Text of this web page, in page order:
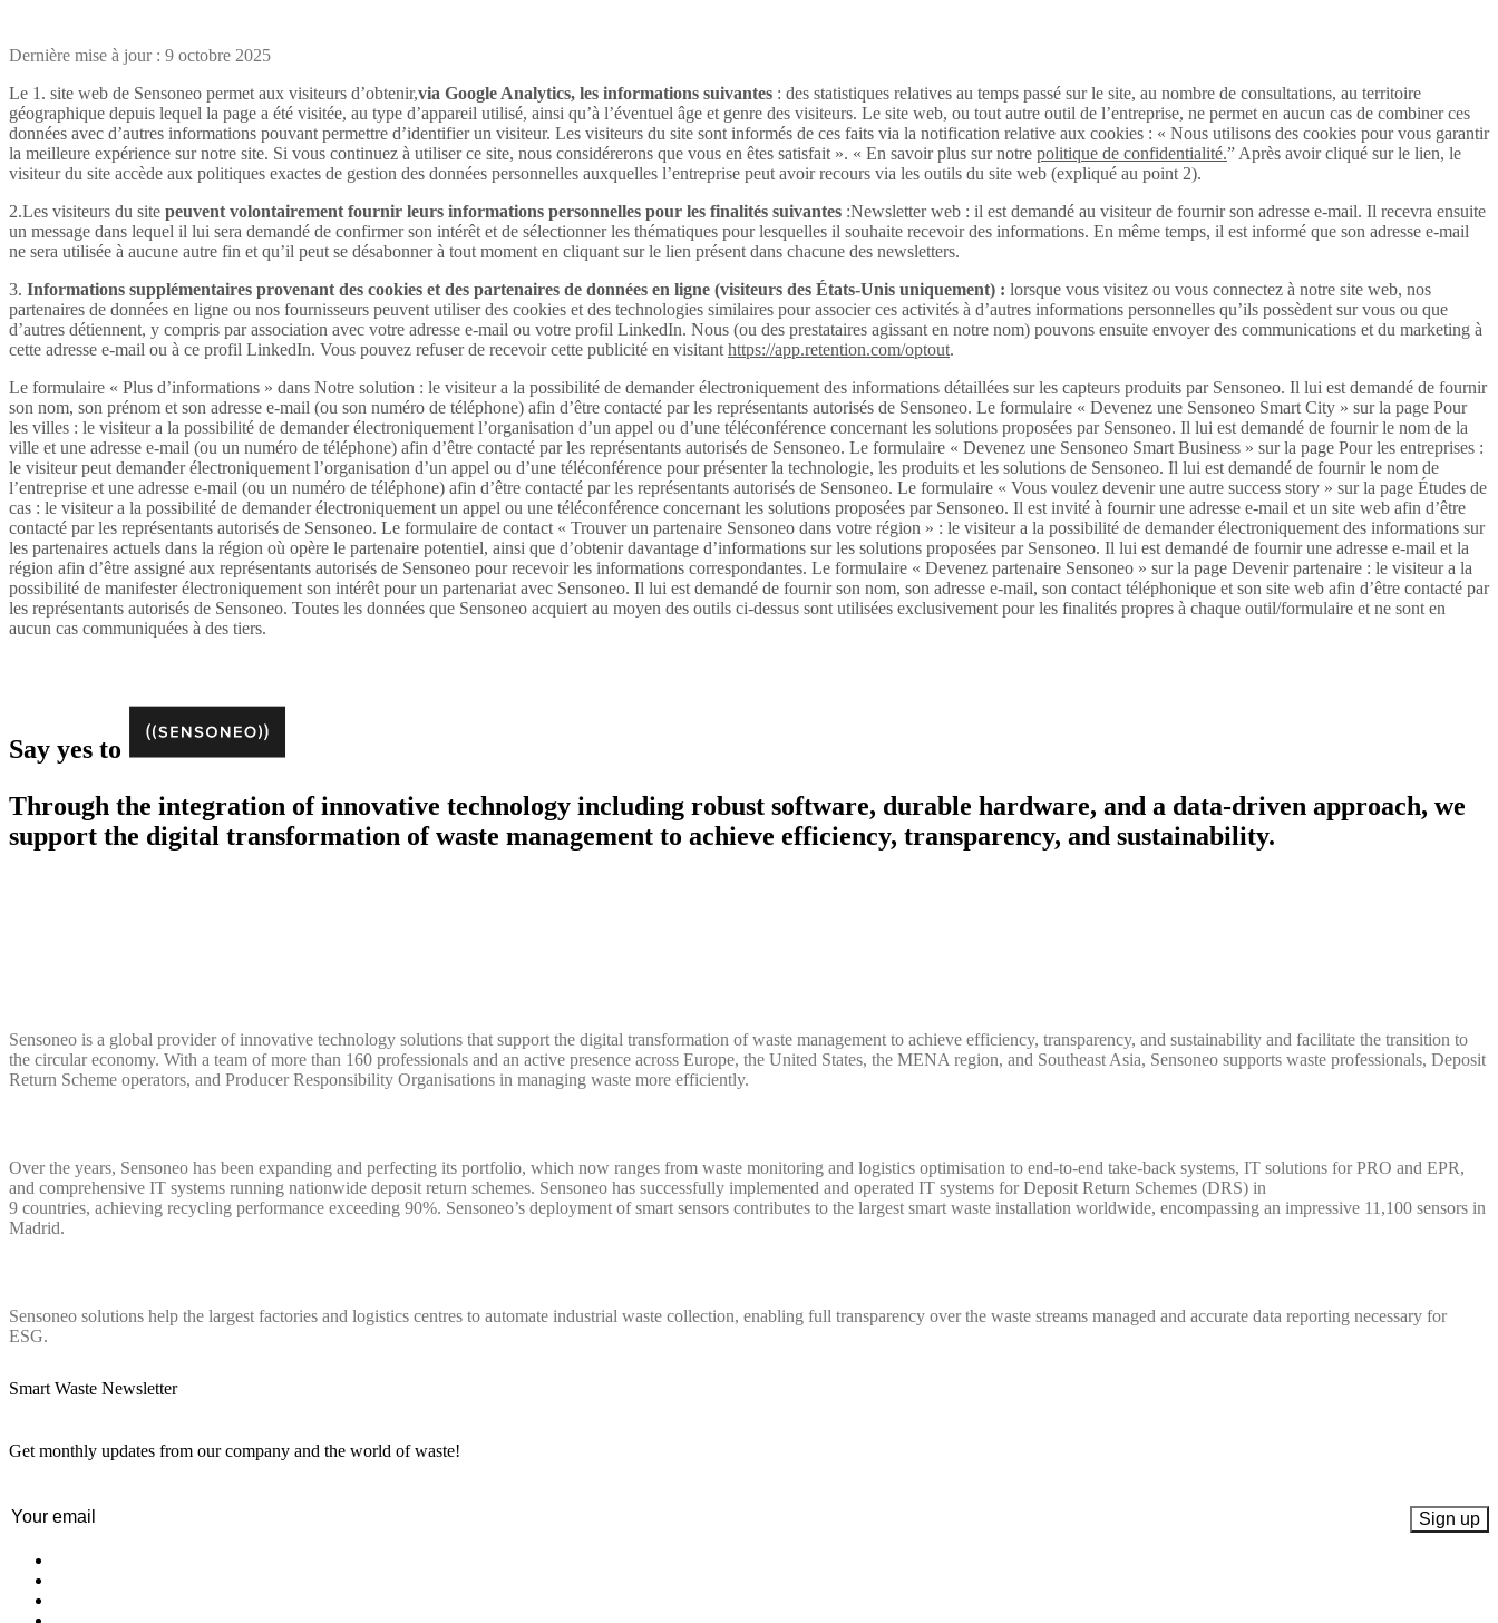
Dernière mise à jour : 9 octobre 2025
Le 1. site web de Sensoneo permet aux visiteurs d’obtenir,via Google Analytics, les informations suivantes : des statistiques relatives au temps passé sur le site, au nombre de consultations, au territoire
géographique depuis lequel la page a été visitée, au type d’appareil utilisé, ainsi qu’à l’éventuel âge et genre des visiteurs. Le site web, ou tout autre outil de l’entreprise, ne permet en aucun cas de combiner ces
données avec d’autres informations pouvant permettre d’identifier un visiteur. Les visiteurs du site sont informés de ces faits via la notification relative aux cookies : « Nous utilisons des cookies pour vous garantir
la meilleure expérience sur notre site. Si vous continuez à utiliser ce site, nous considérerons que vous en êtes satisfait ». « En savoir plus sur notre politique de confidentialité.” Après avoir cliqué sur le lien, le
visiteur du site accède aux politiques exactes de gestion des données personnelles auxquelles l’entreprise peut avoir recours via les outils du site web (expliqué au point 2).
2.Les visiteurs du site peuvent volontairement fournir leurs informations personnelles pour les finalités suivantes :Newsletter web : il est demandé au visiteur de fournir son adresse e-mail. Il recevra ensuite
un message dans lequel il lui sera demandé de confirmer son intérêt et de sélectionner les thématiques pour lesquelles il souhaite recevoir des informations. En même temps, il est informé que son adresse e-mail
ne sera utilisée à aucune autre fin et qu’il peut se désabonner à tout moment en cliquant sur le lien présent dans chacune des newsletters.
3. Informations supplémentaires provenant des cookies et des partenaires de données en ligne (visiteurs des États-Unis uniquement) : lorsque vous visitez ou vous connectez à notre site web, nos
partenaires de données en ligne ou nos fournisseurs peuvent utiliser des cookies et des technologies similaires pour associer ces activités à d’autres informations personnelles qu’ils possèdent sur vous ou que
d’autres détiennent, y compris par association avec votre adresse e-mail ou votre profil LinkedIn. Nous (ou des prestataires agissant en notre nom) pouvons ensuite envoyer des communications et du marketing à
cette adresse e-mail ou à ce profil LinkedIn. Vous pouvez refuser de recevoir cette publicité en visitant https://app.retention.com/optout.
Le formulaire « Plus d’informations » dans Notre solution : le visiteur a la possibilité de demander électroniquement des informations détaillées sur les capteurs produits par Sensoneo. Il lui est demandé de fournir
son nom, son prénom et son adresse e-mail (ou son numéro de téléphone) afin d’être contacté par les représentants autorisés de Sensoneo. Le formulaire « Devenez une Sensoneo Smart City » sur la page Pour
les villes : le visiteur a la possibilité de demander électroniquement l’organisation d’un appel ou d’une téléconférence concernant les solutions proposées par Sensoneo. Il lui est demandé de fournir le nom de la
ville et une adresse e-mail (ou un numéro de téléphone) afin d’être contacté par les représentants autorisés de Sensoneo. Le formulaire « Devenez une Sensoneo Smart Business » sur la page Pour les entreprises :
le visiteur peut demander électroniquement l’organisation d’un appel ou d’une téléconférence pour présenter la technologie, les produits et les solutions de Sensoneo. Il lui est demandé de fournir le nom de
l’entreprise et une adresse e-mail (ou un numéro de téléphone) afin d’être contacté par les représentants autorisés de Sensoneo. Le formulaire « Vous voulez devenir une autre success story » sur la page Études de
cas : le visiteur a la possibilité de demander électroniquement un appel ou une téléconférence concernant les solutions proposées par Sensoneo. Il est invité à fournir une adresse e-mail et un site web afin d’être
contacté par les représentants autorisés de Sensoneo. Le formulaire de contact « Trouver un partenaire Sensoneo dans votre région » : le visiteur a la possibilité de demander électroniquement des informations sur
les partenaires actuels dans la région où opère le partenaire potentiel, ainsi que d’obtenir davantage d’informations sur les solutions proposées par Sensoneo. Il lui est demandé de fournir une adresse e-mail et la
région afin d’être assigné aux représentants autorisés de Sensoneo pour recevoir les informations correspondantes. Le formulaire « Devenez partenaire Sensoneo » sur la page Devenir partenaire : le visiteur a la
possibilité de manifester électroniquement son intérêt pour un partenariat avec Sensoneo. Il lui est demandé de fournir son nom, son adresse e-mail, son contact téléphonique et son site web afin d’être contacté par
les représentants autorisés de Sensoneo. Toutes les données que Sensoneo acquiert au moyen des outils ci-dessus sont utilisées exclusivement pour les finalités propres à chaque outil/formulaire et ne sont en
aucun cas communiquées à des tiers.
Say yes to
Through the integration of innovative technology including robust software, durable hardware, and a data-driven approach, we
support the digital transformation of waste management to achieve efficiency, transparency, and sustainability.
Sensoneo is a global provider of innovative technology solutions that support the digital transformation of waste management to achieve efficiency, transparency, and sustainability and facilitate the transition to
the circular economy. With a team of more than 160 professionals and an active presence across Europe, the United States, the MENA region, and Southeast Asia, Sensoneo supports waste professionals, Deposit
Return Scheme operators, and Producer Responsibility Organisations in managing waste more efficiently.
Over the years, Sensoneo has been expanding and perfecting its portfolio, which now ranges from waste monitoring and logistics optimisation to end-to-end take-back systems, IT solutions for PRO and EPR,
and comprehensive IT systems running nationwide deposit return schemes. Sensoneo has successfully implemented and operated IT systems for Deposit Return Schemes (DRS) in
9 countries, achieving recycling performance exceeding 90%. Sensoneo’s deployment of smart sensors contributes to the largest smart waste installation worldwide, encompassing an impressive 11,100 sensors in
Madrid.
Sensoneo solutions help the largest factories and logistics centres to automate industrial waste collection, enabling full transparency over the waste streams managed and accurate data reporting necessary for
ESG.
Smart Waste Newsletter
Get monthly updates from our company and the world of waste!
Email (Nécessaire)